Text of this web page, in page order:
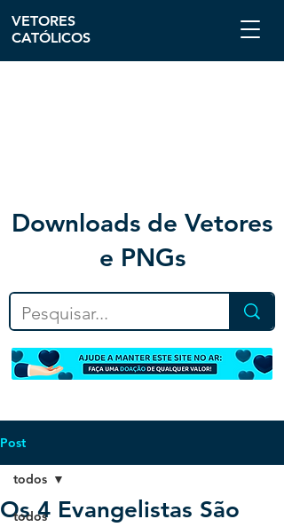
Downloads de Vetores
e PNGs
VETORES
CATÓLICOS
Post
todos
todos
Os 4 Evangelistas São